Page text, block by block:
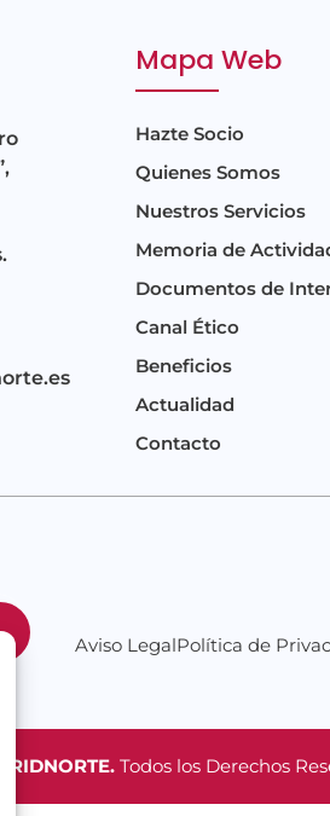
Mapa Web
Hazte Socio
Quienes Somos
Nuestros Servicios
Memoria de
Documentos de
Canal Ético
Beneficios
Actualidad
Contacto
Aviso LegalPolítica de
Todos los Derechos